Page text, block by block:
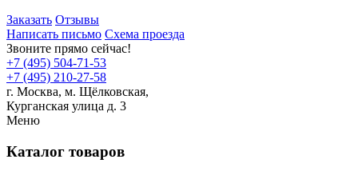
Заказать Отзывы
Написать письмо Схема проезда
Звоните прямо сейчас!
+7 (495) 504-71-53
+7 (495) 210-27-58
г. Москва, м. Щёлковская,
Курганская улица д. 3
Меню
Каталог товаров